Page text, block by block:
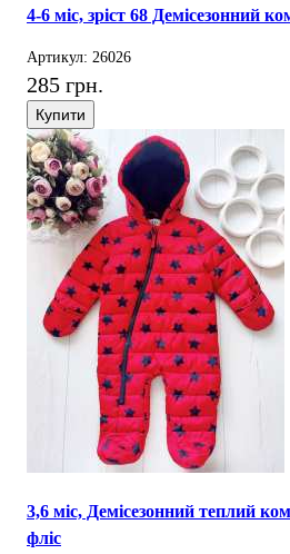
4-6 міс, зріст 68 Демісезонний
Артикул: 26026
285 грн.
Купити
3,6 міс, Демісезонний теплий
фліс